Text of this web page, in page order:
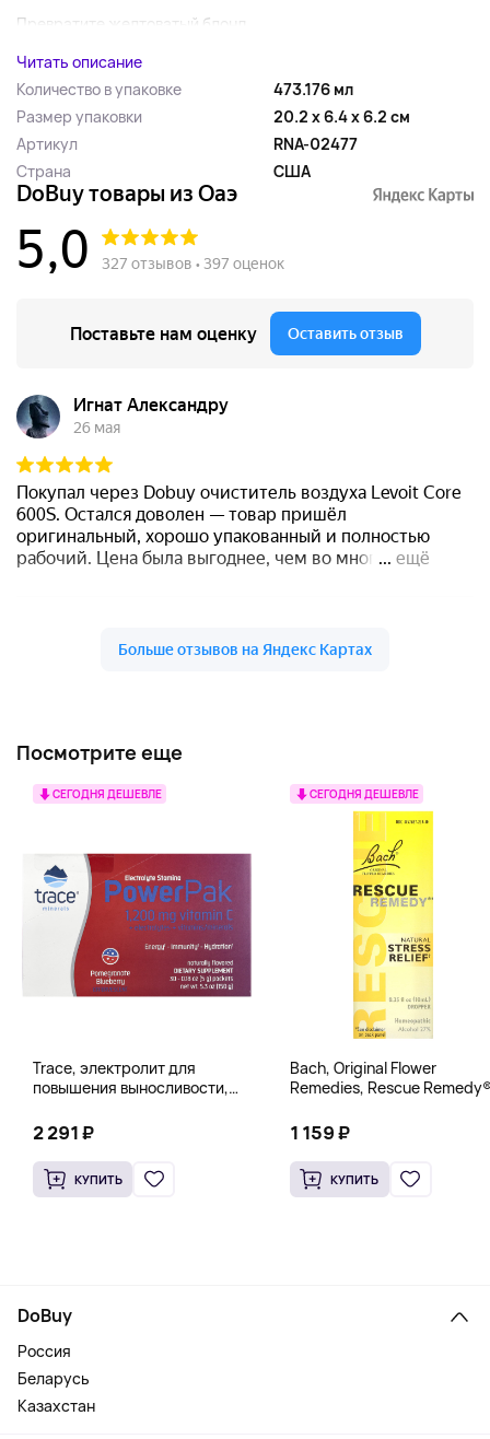
Превратите желтоватый блонд ...
Читать описание
Количество в упаковке
473.176 мл
Размер упаковки
20.2 x 6.4 x 6.2 см
Артикул
RNA-02477
Страна
США
Посмотрите еще
СЕГОДНЯ ДЕШЕВЛЕ
Trace, электролит для
повышения выносливости,
и черники, 30 пакетиков по 5 г
(0,18 унции)
2 291 ₽
КУПИТЬ
СЕГОДНЯ ДЕШЕВЛЕ
Bach, Original Flower
Remedies, Rescue
снятия стресса, 10 мл
(0,35 жидк. унции)
1 159 ₽
КУПИТЬ
DoBuy
Россия
Беларусь
Казахстан